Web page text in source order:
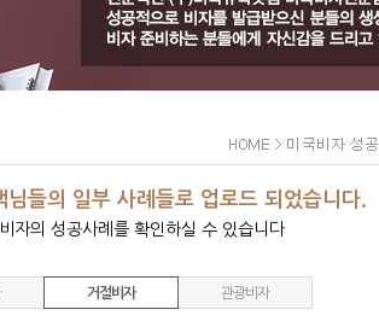
님들의 일부 사례들로 업로드 되었습니다.
자의 성공사례를 확인하실 수 있습니다
거절비자 관광비자